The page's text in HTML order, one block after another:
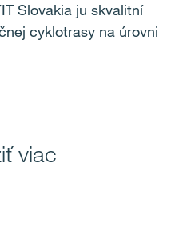
Slovakia ju skvalitní
cyklotrasy na úrovni
viac